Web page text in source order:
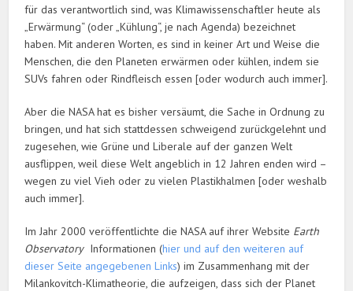
für das verantwortlich sind, was Klimawissenschaftler heute als
„Erwärmung“ (oder „Kühlung“, je nach Agenda) bezeichnet
haben. Mit anderen Worten, es sind in keiner Art und Weise die
Menschen, die den Planeten erwärmen oder kühlen, indem sie
SUVs fahren oder Rindfleisch essen [oder wodurch auch immer].
Aber die NASA hat es bisher versäumt, die Sache in Ordnung zu
bringen, und hat sich stattdessen schweigend zurückgelehnt und
zugesehen, wie Grüne und Liberale auf der ganzen Welt
ausflippen, weil diese Welt angeblich in 12 Jahren enden wird –
wegen zu viel Vieh oder zu vielen Plastikhalmen [oder weshalb
auch immer].
Im Jahr 2000 veröffentlichte die NASA auf ihrer Website Earth
ObservatoryInformationen (hier und auf den weiteren auf
dieser Seite angegebenen Links) im Zusammenhang mit der
Milankovitch-Klimatheorie, die aufzeigen, dass sich der Planet